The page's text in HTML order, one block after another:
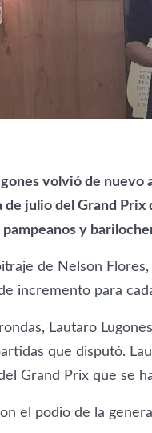
volvió de nuevo
de julio del Grand
y
de Nelson
incremento para
Lautaro
que disputó.
Grand Prix que se
el podio de la